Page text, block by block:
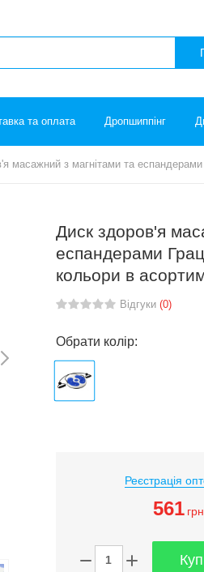
та оплата Дропшиппінг
масажний з магнітами та
Диск здоров'я
еспандерами
кольори в
Відгуки (0)
Обрати колір:
Реєстрація
561 грн